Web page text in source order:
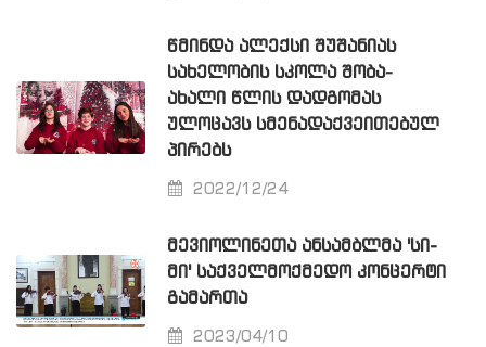
ᲬᲛᲘᲜᲓᲐ ᲐᲚᲔᲥᲡᲘ ᲨᲣᲨᲐᲜᲘᲐᲡ
ᲡᲐᲮᲔᲚᲝᲑᲘᲡ ᲡᲙᲝᲚᲐ ᲨᲝᲑᲐ-
ᲐᲮᲐᲚᲘ ᲬᲚᲘᲡ ᲓᲐᲓᲒᲝᲛᲐᲡ
ᲣᲚᲝᲪᲐᲕᲡ ᲡᲛᲔᲜᲐᲓᲐᲥᲕᲔᲘᲗᲔᲑᲣᲚ
ᲞᲘᲠᲔᲑᲡ
2022/12/24
ᲛᲔᲕᲘᲝᲚᲘᲜᲔᲗᲐ ᲐᲜᲡᲐᲛᲑᲚᲛᲐ 'ᲡᲘ-
ᲛᲘ' ᲡᲐᲥᲕᲔᲚᲛᲝᲥᲛᲔᲓᲝ ᲙᲝᲜᲪᲔᲠᲢᲘ
ᲒᲐᲛᲐᲠᲗᲐ
2023/04/10